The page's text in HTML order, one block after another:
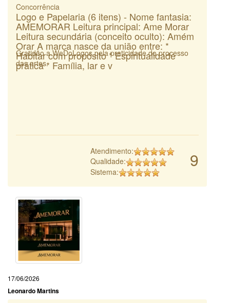
Concorrência
Logo e Papelaria (6 itens) - Nome fantasia:
AMEMORAR Leitura principal: Ame Morar
Leitura secundária (conceito oculto): Amém
Orar A marca nasce da união entre: *
Habitar com propósito * Espiritualidade
prática * Família, lar e v
Gratidão a WeDoLogos pela praticidade do processo
das artes.
9
Atendimento:
Qualidade:
Sistema:
17/06/2026
Leonardo Martins